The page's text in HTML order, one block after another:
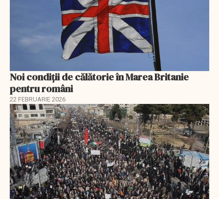
Noi condiții de călătorie în Marea Britanie
pentru români
22 FEBRUARIE 2026